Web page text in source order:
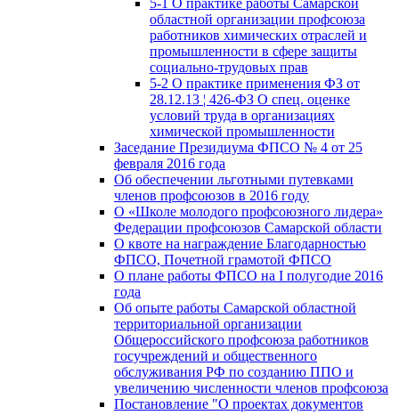
областной организации профсоюза
работников химических отраслей и
промышленности в сфере защиты
социально-трудовых прав
5-2 О практике применения ФЗ от
28.12.13 ¦ 426-ФЗ О спец. оценке
условий труда в организациях
химической промышленности
Заседание Президиума ФПСО № 4 от 25
февраля 2016 года
Об обеспечении льготными путевками
членов профсоюзов в 2016 году
О «Школе молодого профсоюзного лидера»
Федерации профсоюзов Самарской области
О квоте на награждение Благодарностью
ФПСО, Почетной грамотой ФПСО
О плане работы ФПСО на I полугодие 2016
года
Об опыте работы Самарской областной
территориальной организации
Общероссийского профсоюза работников
госучреждений и общественного
обслуживания РФ по созданию ППО и
увеличению численности членов профсоюза
Постановление "О проектах документов